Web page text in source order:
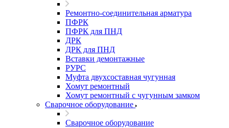
Ремонтно-соединительная арматура
ПФРК
ПФРК для ПНД
ДРК
ДРК для ПНД
Вставки демонтажные
РУРС
Муфта двухсоставная чугунная
Хомут ремонтный
Хомут ремонтный с чугунным замком
Сварочное оборудование
Сварочное оборудование